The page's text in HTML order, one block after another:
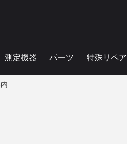
測定機器 パーツ 特殊リペア